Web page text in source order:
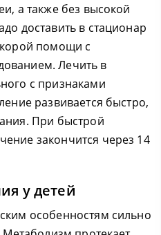
а также без высокой
доставить в стационар
помощи с
Лечить в
с признаками
развивается быстро,
При быстрой
закончится через 14
у детей
особенностям сильно